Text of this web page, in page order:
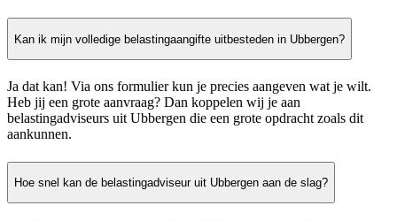
Kan ik mijn volledige belastingaangifte uitbesteden in Ubbergen?
Ja dat kan! Via ons formulier kun je precies aangeven wat je wilt.
Heb jij een grote aanvraag? Dan koppelen wij je aan
belastingadviseurs uit Ubbergen die een grote opdracht zoals dit
aankunnen.
Hoe snel kan de belastingadviseur uit Ubbergen aan de slag?